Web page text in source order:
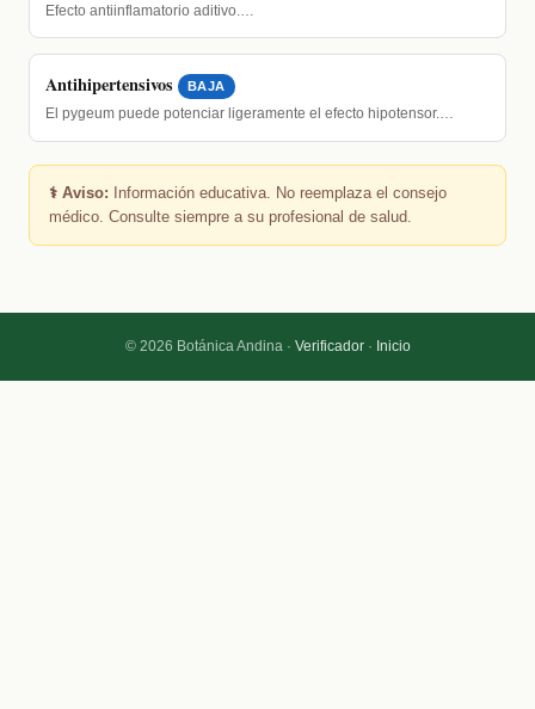
Efecto antiinflamatorio aditivo.…
Antihipertensivos BAJA
El pygeum puede potenciar ligeramente el efecto hipotensor.…
⚕️ Aviso: Información educativa. No reemplaza el consejo
médico. Consulte siempre a su profesional de salud.
© 2026 Botánica Andina · Verificador· Inicio